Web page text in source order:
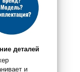
деталей
и